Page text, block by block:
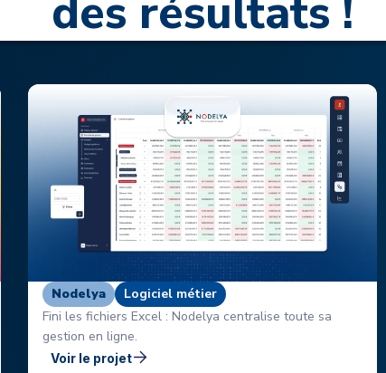
des résultats !
Nodelya
Logiciel métier
Fini les fichiers Excel : Nodelya centralise toute sa
gestion en ligne.
Voir le projet